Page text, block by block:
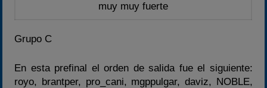
muy muy fuerte
Grupo C
En esta prefinal el orden de salida fue el siguiente:
royo, brantper, pro_cani, mgppulgar, daviz, NOBLE,